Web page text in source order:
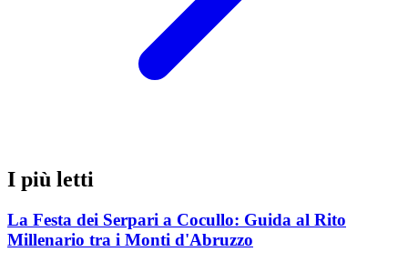
I più letti
La Festa dei Serpari a Cocullo: Guida al Rito
Millenario tra i Monti d'Abruzzo